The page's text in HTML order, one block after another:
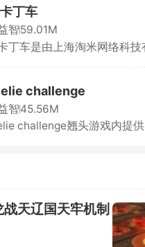
永森镇村长的劝说下重拾儿
心重建记忆中的大树庄园。
集资源、设计建筑、布置庄
土地重焕生机。
丁车
智59.01M
丁车是由上海淘米网络科技
体充满治愈卡通风格。玩家
小摩尔角色，驾驶赛车与对
角逐，通过加速超越、合理
击敌人，目标只有一个，甩
challenge
智45.56M
challenge翘头游戏内提
的地图场景，驾驶车辆行驶
列高难度动作，保持平衡，
极具特色的车辆，完成更多
天辽国天牢机制